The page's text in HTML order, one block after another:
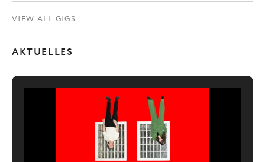
VIEW ALL GIGS
AKTUELLES